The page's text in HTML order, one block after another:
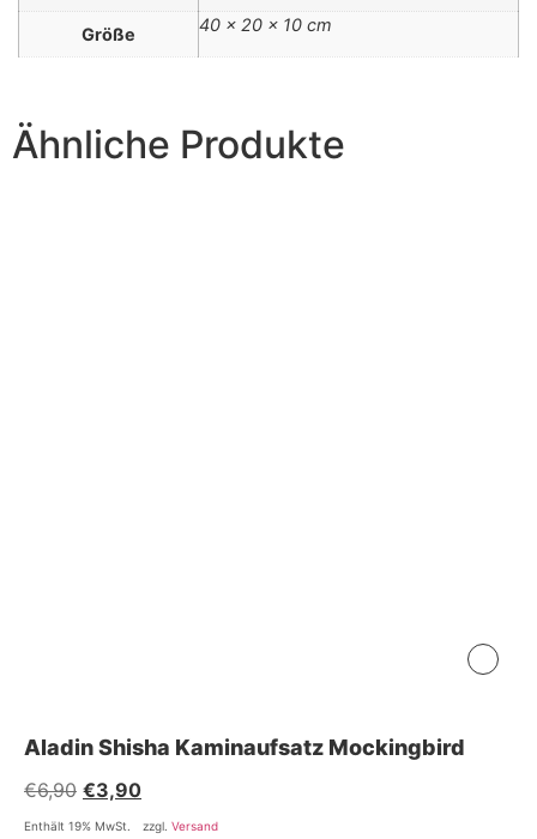
Größe 40 × 20 × 10 cm
Ähnliche Produkte
Aladin Shisha Kaminaufsatz Mockingbird
€6,90 €3,90
Enthält 19% MwSt. zzgl. Versand